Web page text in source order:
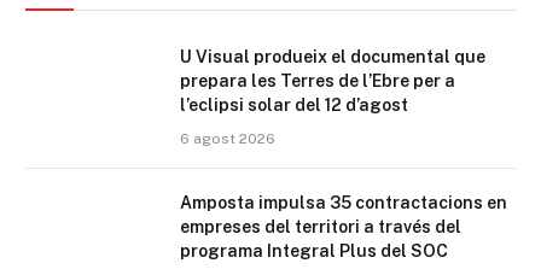
U Visual produeix el documental que
prepara les Terres de l’Ebre per a
l’eclipsi solar del 12 d’agost
6 agost 2026
Amposta impulsa 35 contractacions en
empreses del territori a través del
programa Integral Plus del SOC